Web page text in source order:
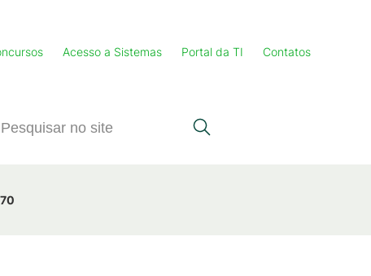
Acesso a Sistemas Portal da TI Contatos